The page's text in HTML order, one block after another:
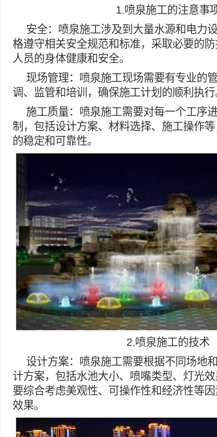
1.喷泉施工的注意事
安全：喷泉施工涉及到大量水源和电力
格遵守相关安全规范和标准，采取必要的
人员的身体健康和安全。
现场管理：喷泉施工现场需要有专业的
调、监管和培训，确保施工计划的顺利执
施工质量：喷泉施工需要对每一个工序
制，包括设计方案、材料选择、施工操作
的稳定和可靠性。
2.喷泉施工的技术
设计方案：喷泉施工需要根据不同场地
计方案，包括水池大小、喷嘴类型、灯光
要综合考虑美观性、可操作性和经济性等
效果。